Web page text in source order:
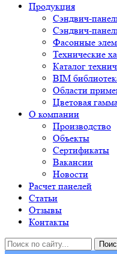
Продукция
Сэндвич-
Сэндвич-
Фасонные
Технические
Каталог
BIM
Области
Цветовая
О компании
Производство
Объекты
Сертификаты
Вакансии
Новости
Расчет панелей
Статьи
Отзывы
Контакты